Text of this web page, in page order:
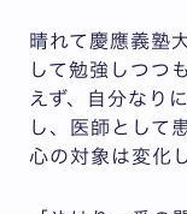
晴れて慶應義塾
して勉強しつつ
えず、自分なり
し、医師として
心の対象は変化